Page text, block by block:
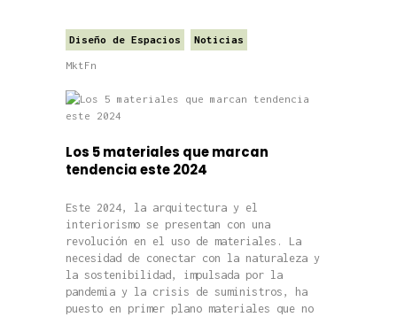
Diseño de Espacios Noticias
MktFn
Los 5 materiales que marcan
tendencia este 2024
Este 2024, la arquitectura y el
interiorismo se presentan con una
revolución en el uso de materiales. La
necesidad de conectar con la naturaleza y
la sostenibilidad, impulsada por la
pandemia y la crisis de suministros, ha
puesto en primer plano materiales que no